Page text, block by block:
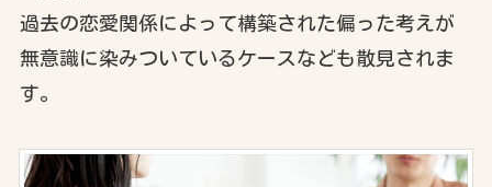
過去の恋愛関係によって構築された偏った考えが
無意識に染みついているケースなども散見されま
す。